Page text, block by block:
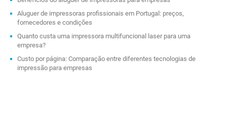
Aluguer de impressoras profissionais em Portugal: preços,
fornecedores e condições
Quanto custa uma impressora multifuncional laser para uma
empresa?
Custo por página: Comparação entre diferentes tecnologias de
impressão para empresas